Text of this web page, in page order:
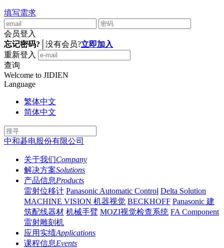
填写需求
会员登入
忘记密码?
没有会员?立即加入
重新登入
查询
Welcome to JIDIEN
Language
繁体中文
简体中文
中和碁电股份有限公司
关于我们Company
解决方案Solutions
产品信息Products
雷射位移计 Panasonic Automatic Control Delta Solution
MACHINE VISION 机器视觉 BECKHOFF Panasonic 建
筑配线器材 机械手臂 MOZI视觉检查系统 FA Component
雷射雕刻机
应用实绩Applications
课程信息Events